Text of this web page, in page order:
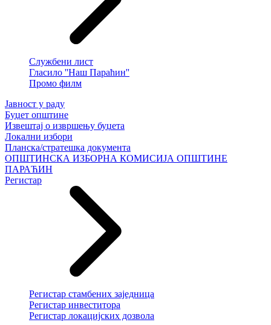
Службени лист
Гласило ''Наш Параћин''
Промо филм
Јавност у раду
Буџет општине
Извештај о извршењу буџета
Локални избори
Планска/стратешка документа
ОПШТИНСКА ИЗБОРНА КОМИСИЈА ОПШТИНЕ
ПАРАЋИН
Регистар
Регистар стамбених заједница
Регистар инвеститора
Регистар локацијских дозвола